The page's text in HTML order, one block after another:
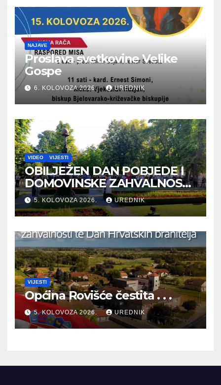
NAJAVE
Proslava svetkovine Velike
Gospe
6. KOLOVOZA 2026. UREDNIK
VIDEO VIJESTI
OBILJEŽEN DAN POBJEDE I
DOMOVINSKE ZAHVALNOSTI
TE DAN HRVATSKIH
BRANITELJA
5. KOLOVOZA 2026. UREDNIK
VIJESTI
Općina Rovišće čestita . . .
5. KOLOVOZA 2026. UREDNIK